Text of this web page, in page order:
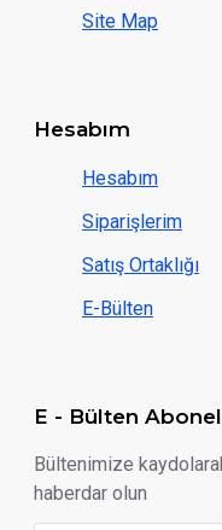
Site Map
Hesabım
Hesabım
Siparişlerim
Satış Ortaklığı
E-Bülten
E - Bülten
Bültenimize
haberdar olun